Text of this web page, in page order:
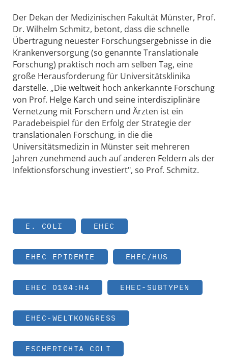
Der Dekan der Medizinischen Fakultät Münster, Prof.
Dr. Wilhelm Schmitz, betont, dass die schnelle
Übertragung neuester Forschungsergebnisse in die
Krankenversorgung (so genannte Translationale
Forschung) praktisch noch am selben Tag, eine
große Herausforderung für Universitätsklinika
darstelle. „Die weltweit hoch ankerkannte Forschung
von Prof. Helge Karch und seine interdisziplinäre
Vernetzung mit Forschern und Ärzten ist ein
Paradebeispiel für den Erfolg der Strategie der
translationalen Forschung, in die die
Universitätsmedizin in Münster seit mehreren
Jahren zunehmend auch auf anderen Feldern als der
Infektionsforschung investiert", so Prof. Schmitz.
E. COLI EHEC
EHEC EPIDEMIE EHEC/HUS
EHEC O104:H4 EHEC-SUBTYPEN
EHEC-WELTKONGRESS
ESCHERICHIA COLI